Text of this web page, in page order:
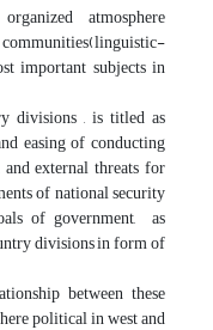
atmosphere
important subjects in
divisions , is titled as
easing of conducting
external threats for
of national security
of government, as
divisions in form of
between these
political in west and